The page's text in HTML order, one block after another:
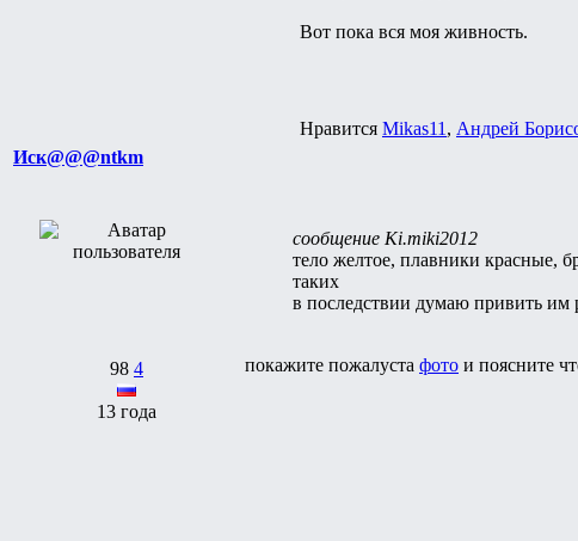
Вот пока вся моя живность.
Нравится Mikas11 , Андрей
Иск@@@ntkm
98 4
13 года
сообщение Ki.miki2012
тело желтое, плавники красные,
таких
в последствии думаю привить им
покажите пожалуста фото и поясните